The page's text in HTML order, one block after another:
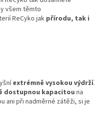
všem těmto
ReCyko jak přírodu, tak i
extrémně vysokou výdrží.
dostupnou kapacitou na
ani při nadměrné zátěži, si je